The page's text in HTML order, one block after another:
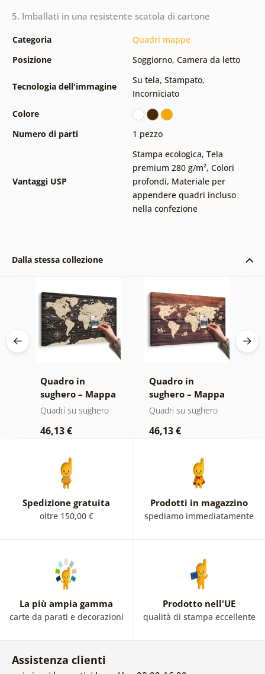
5. Imballati in una resistente scatola di cartone
Categoria
Quadri mappe
Posizione
Soggiorno, Camera da letto
Tecnologia dell'immagine
Su tela, Stampato,
Incorniciato
Colore
Numero di parti
1 pezzo
Vantaggi USP
Stampa ecologica, Tela
premium 280 g/m², Colori
profondi, Materiale per
appendere quadri incluso
nella confezione
Dalla stessa collezione
Quadro in
sughero – Mappa
su sfondo di legno
Quadri su sughero
46,13 €
Quadro in
sughero – Mappa
su legno
Quadri su sughero
46,13 €
Spedizione gratuita
oltre 150,00 €
Prodotti in magazzino
spediamo immediatamente
La più ampia gamma
carte da parati e decorazioni
Prodotto nell'UE
qualità di stampa eccellente
Assistenza clienti